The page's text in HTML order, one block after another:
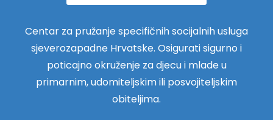
Centar za pružanje specifičnih socijalnih usluga
sjeverozapadne Hrvatske. Osigurati sigurno i
poticajno okruženje za djecu i mlade u
primarnim, udomiteljskim ili posvojiteljskim
obiteljima.